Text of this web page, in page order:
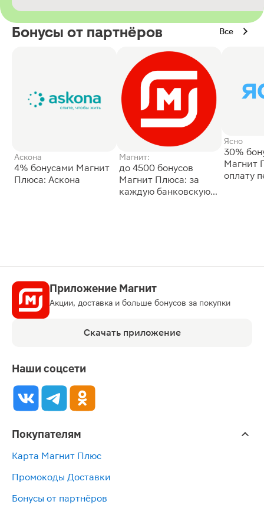
Бонусы от партнёров Все
Аскона
4% бонусами Магнит
Плюса: Аскона
Магнит:
до 4500 бонусов
Магнит Плюса: за
каждую банковскую
Ясно
30%
Магнит
оплату
Приложение Магнит
Акции, доставка и больше бонусов за покупки
Скачать приложение
Наши соцсети
Покупателям
Карта Магнит Плюс
Промокоды Доставки
Бонусы от партнёров